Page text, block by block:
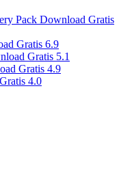
Pack Download Gratis
Gratis 6.9
Gratis 5.1
Gratis 4.9
4.0